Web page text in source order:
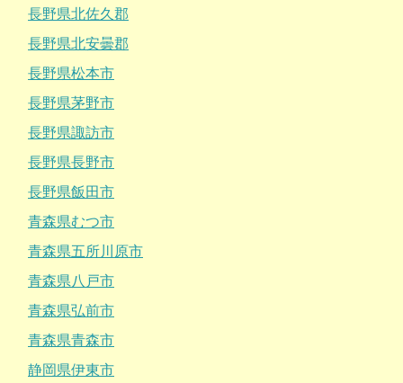
長野県北佐久郡
長野県北安曇郡
長野県松本市
長野県茅野市
長野県諏訪市
長野県長野市
長野県飯田市
青森県むつ市
青森県五所川原市
青森県八戸市
青森県弘前市
青森県青森市
静岡県伊東市